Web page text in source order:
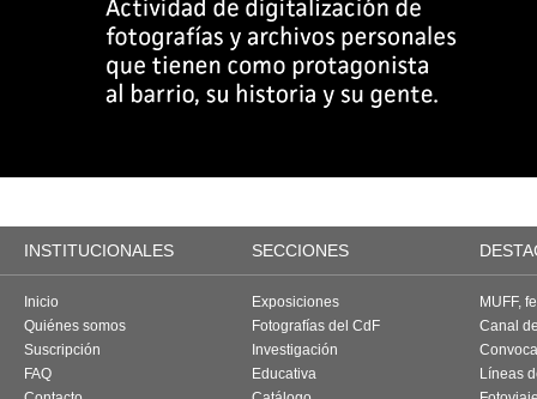
INSTITUCIONALES SECCIONES
Inicio
Quiénes somos
Suscripción
FAQ
Exposiciones
Fotografías del CdF
Investigación
Educativa
MUFF,
Canal
Líneas